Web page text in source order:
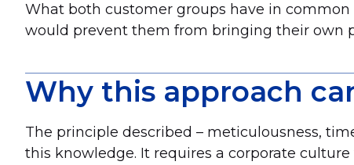
What both customer groups have in
would prevent them from bringing their own
Why this approach
The principle described – meticulousness,
this knowledge. It requires a corporate